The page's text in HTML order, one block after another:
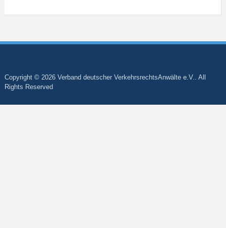
Copyright © 2026 Verband deutscher VerkehrsrechtsAnwälte e.V.. All
Rights Reserved